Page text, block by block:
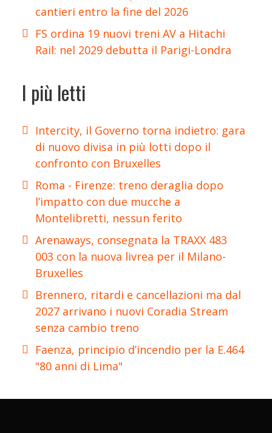
cantieri entro la fine del 2026
FS ordina 19 nuovi treni AV a Hitachi
Rail: nel 2029 debutta il Parigi-Londra
I più letti
Intercity, il Governo torna indietro: gara
di nuovo divisa in più lotti dopo il
confronto con Bruxelles
Roma - Firenze: treno deraglia dopo
l’impatto con due mucche a
Montelibretti, nessun ferito
Arenaways, consegnata la TRAXX 483
003 con la nuova livrea per il Milano-
Bruxelles
Brennero, ritardi e cancellazioni ma dal
2027 arrivano i nuovi Coradia Stream
senza cambio treno
Faenza, principio d’incendio per la E.464
"80 anni di Lima"